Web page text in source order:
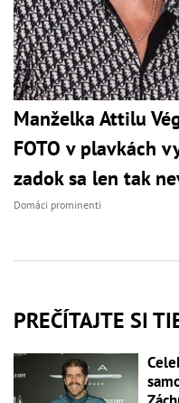
Manželka Attilu
FOTO v plavkách
zadok sa len tak
Domáci prominenti
PREČÍTAJTE SI